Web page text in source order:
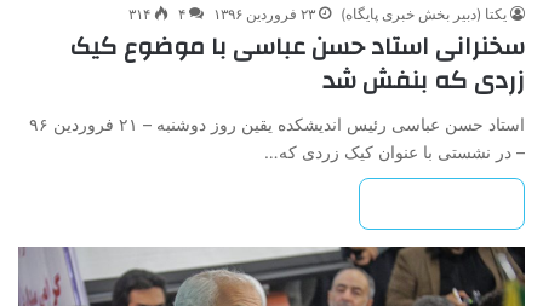
یکتا (دبیر بخش خبری پایگاه) ۲۳ فروردین ۱۳۹۶ ۴ ۳۱۴
سخنرانی استاد حسن عباسی با موضوع کیک
زردی که بنفش شد
استاد حسن عباسی رئیس اندیشکده یقین روز دوشنبه – ۲۱ فروردین ۹۶
– در نشستی با عنوان کیک زردی که…